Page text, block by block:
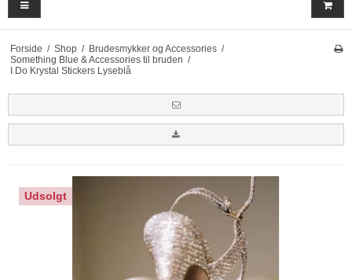
Forside / Shop / Brudesmykker og Accessories /
Something Blue & Accessories til bruden /
I Do Krystal Stickers Lyseblå
Udsolgt